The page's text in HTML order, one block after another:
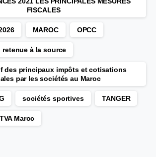
FISCALES
MAROC OPCC
retenue à la source
des principaux impôts et cotisations
par les sociétés au Maroc
sociétés sportives TANGER
TVA Maroc